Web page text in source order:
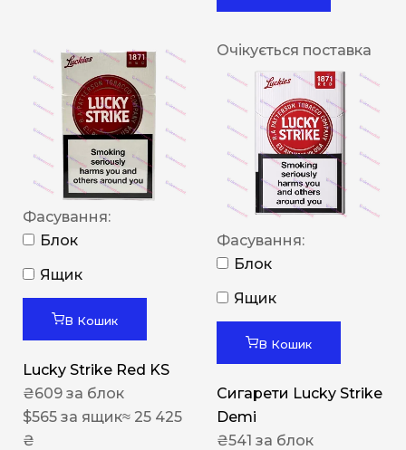
Фасування:
Блок
Ящик
В Кошик
Lucky Strike Red KS
₴609 за блок
$565 за ящик≈ 25 425
₴
Очікується поставка
Фасування:
Блок
Ящик
В Кошик
Сигарети Lucky Strike
Demi
₴541 за блок